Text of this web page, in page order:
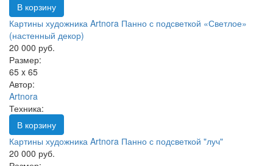
В корзину
Картины художника Artnora Панно с подсветкой «Светлое»
(настенный декор)
20 000 руб.
Размер:
65 x 65
Автор:
Artnora
Техника:
В корзину
Картины художника Artnora Панно с подсветкой "луч"
20 000 руб.